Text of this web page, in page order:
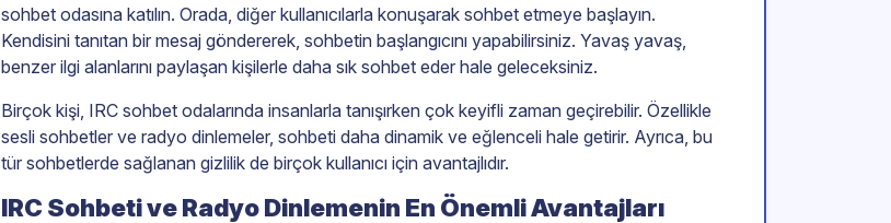
sohbet odasına katılın. Orada, diğer kullanıcılarla konuşarak sohbet etmeye başlayın.
Kendisini tanıtan bir mesaj göndererek, sohbetin başlangıcını yapabilirsiniz. Yavaş yavaş,
benzer ilgi alanlarını paylaşan kişilerle daha sık sohbet eder hale geleceksiniz.
Birçok kişi, IRC sohbet odalarında insanlarla tanışırken çok keyifli zaman geçirebilir. Özellikle
sesli sohbetler ve radyo dinlemeler, sohbeti daha dinamik ve eğlenceli hale getirir. Ayrıca, bu
tür sohbetlerde sağlanan gizlilik de birçok kullanıcı için avantajlıdır.
IRC Sohbeti ve Radyo Dinlemenin En Önemli Avantajları